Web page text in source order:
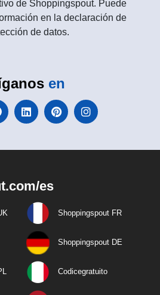
de Shoppingspout. Puede
en la declaración de
de datos.
en
es
Shoppingspout FR
Shoppingspout DE
Codicegratuito